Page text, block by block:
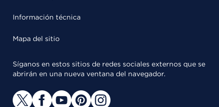
Información técnica
Mapa del sitio
Síganos en estos sitios de redes sociales externos que se
abrirán en una nueva ventana del navegador.